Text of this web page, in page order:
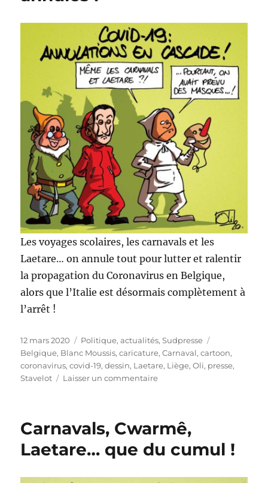
Les voyages scolaires, les carnavals et les
Laetare… on annule tout pour lutter et ralentir
la propagation du Coronavirus en Belgique,
alors que l’Italie est désormais complètement à
l’arrêt !
Publié
le
12 mars 2020 Catégories
Politique, actualités,Sudpresse
Belgique, Blanc Moussis,caricature,Carnaval,cartoon,
coronavirus,covid-19,dessin, Laetare, Liège,Oli, presse,
Stavelot
Laisser un commentairesur
annulés
Carnavals, Cwarmê,
Laetare… que du cumul !